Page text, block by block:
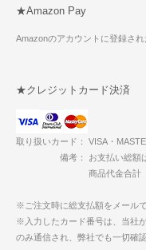
★Amazon Pay
Amazonのアカウントに登録さ
★クレジットカード決済
取り扱いカード： VISA・
備考： お支払い総額は
商品代金合計（税
※ご注文時に総支払額をメール
※入力したカード番号は、当社
のみ通信され、弊社でも一切確